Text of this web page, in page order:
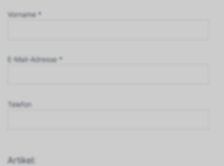
Vorname *
E-Mail-Adresse *
Telefon
Artikel: